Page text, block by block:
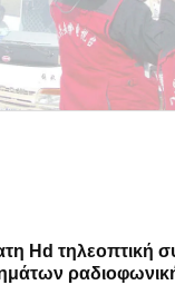
Hd τηλεοπτική